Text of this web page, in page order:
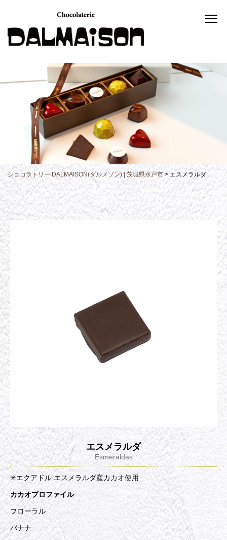
ショコラトリー DALMAISON(ダルメゾン) | 茨城県水戸市 >エスメラルダ
エスメラルダ
Esmeraldas
✳︎エクアドル エスメラルダ産カカオ使用
カカオプロファイル
フローラル
バナナ